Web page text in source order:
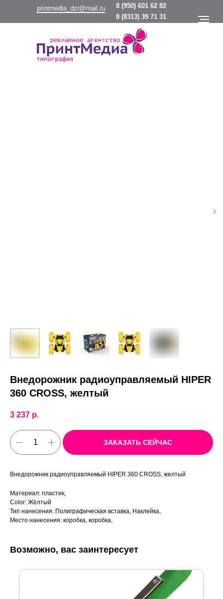
8 (950) 601 62 82
printmedia_dzr@mail.ru
8 (8313) 39 71 31
Внедорожник радиоуправляемый HIPER
360 CROSS, желтый
3 237 р.
ЗАКАЗАТЬ СЕЙЧАС
Внедорожник радиоуправляемый HIPER 360 CROSS, желтый
Материал: пластик,
Color: Жёлтый
Тип нанесения: Полиграфическая вставка, Наклейка,
Место нанесения: коробка, коробка,
Возможно, вас заинтересует